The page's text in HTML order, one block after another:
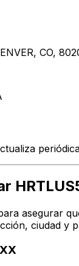
CO,
asegurar
ciudad y